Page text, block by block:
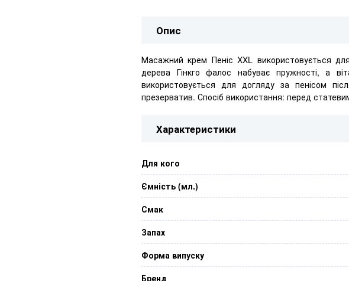
Опис
Масажний крем Пеніс XXL використовується
дерева Гінкго фалос набуває пружності, а
використовується для догляду за пенісом
презерватив. Спосіб використання: перед
Характеристики
Для кого
Ємність (мл.)
Смак
Запах
Форма випуску
Бренд